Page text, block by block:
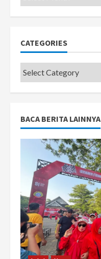
CATEGORIES
Categories
BACA BERITA LAINNYA